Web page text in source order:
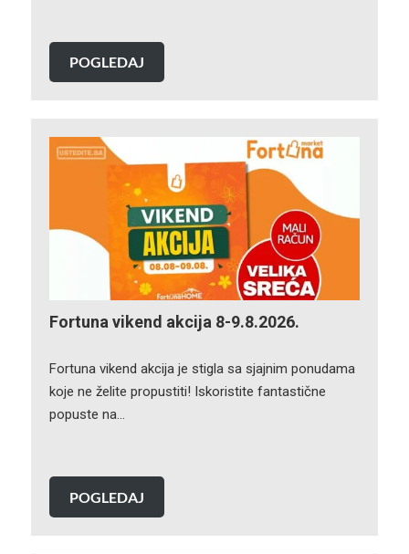
POGLEDAJ
Fortuna vikend akcija 8-9.8.2026.
Fortuna vikend akcija je stigla sa sjajnim ponudama
koje ne želite propustiti! Iskoristite fantastične
popuste na…
POGLEDAJ